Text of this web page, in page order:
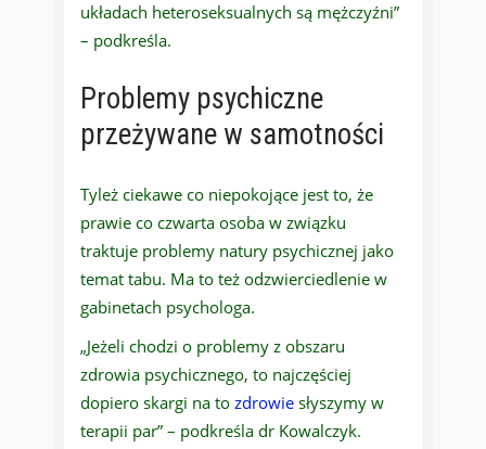
układach heteroseksualnych są mężczyźni”
– podkreśla.
Problemy psychiczne
przeżywane w samotności
Tyleż ciekawe co niepokojące jest to, że
prawie co czwarta osoba w związku
traktuje problemy natury psychicznej jako
temat tabu. Ma to też odzwierciedlenie w
gabinetach psychologa.
„Jeżeli chodzi o problemy z obszaru
zdrowia psychicznego, to najczęściej
dopiero skargi na to zdrowie słyszymy w
terapii par” – podkreśla dr Kowalczyk.